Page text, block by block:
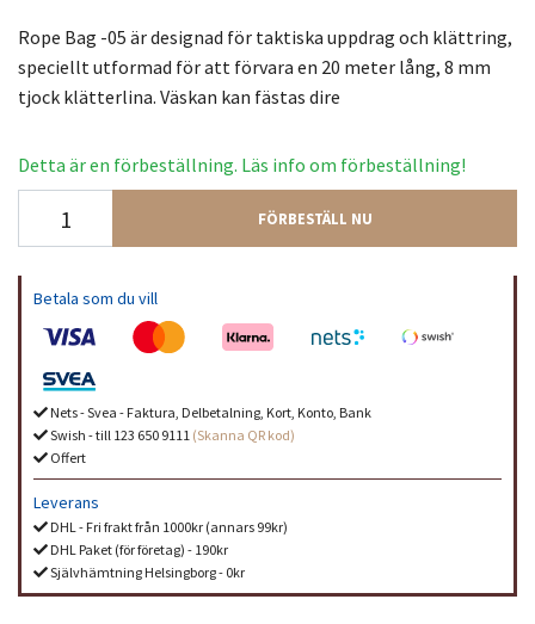
Rope Bag -05 är designad för taktiska uppdrag och klättring,
speciellt utformad för att förvara en 20 meter lång, 8 mm
tjock klätterlina. Väskan kan fästas dire
Detta är en förbeställning. Läs info om förbeställning!
FÖRBESTÄLL NU
Betala som du vill
Nets - Svea - Faktura, Delbetalning, Kort, Konto, Bank
Swish - till 123 650 9111 (Skanna QR kod)
Offert
Leverans
DHL - Fri frakt från 1000kr (annars 99kr)
DHL Paket (för företag) - 190kr
Självhämtning Helsingborg - 0kr